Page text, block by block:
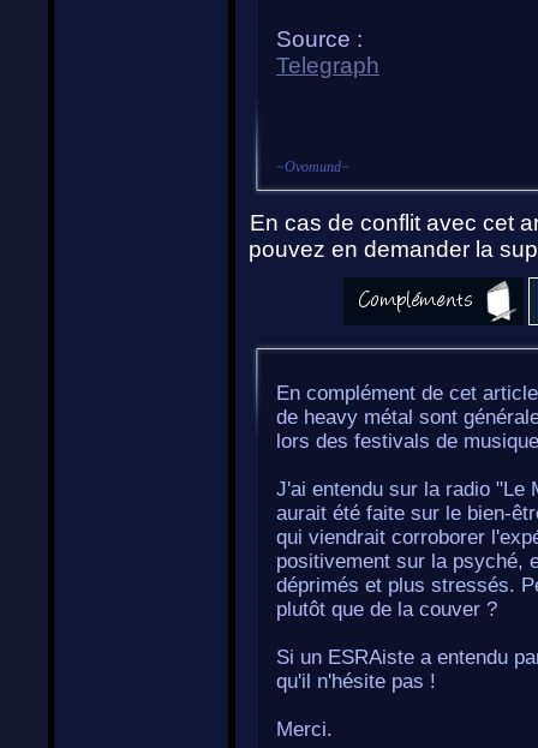
Source :
Telegraph
~Ovomund~
En cas de conflit avec cet
pouvez en demander la
En complément de cet
de heavy métal sont
lors des festivals de
J'ai entendu sur la radio "Le
aurait été faite sur le bien-
qui viendrait corroborer
positivement sur la psyché,
déprimés et plus stressés.
plutôt que de la couver ?
Si un ESRAiste a entendu
qu'il n'hésite pas !
Merci.